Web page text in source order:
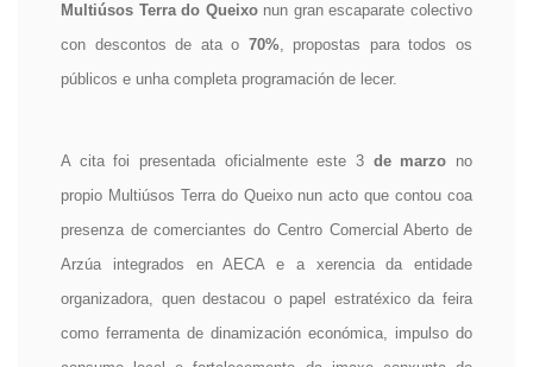
Multiúsos Terra do Queixonun gran escaparate colectivo
con descontos de ata o 70%, propostas para todos os
públicos e unha completa programación de lecer.
A cita foi presentada oficialmente este 3 de marzo no
propio Multiúsos Terra do Queixo nun acto que contou coa
presenza de comerciantes do Centro Comercial Aberto de
Arzúa integrados en AECA e a xerencia da entidade
organizadora, quen destacou o papel estratéxico da feira
como ferramenta de dinamización económica, impulso do